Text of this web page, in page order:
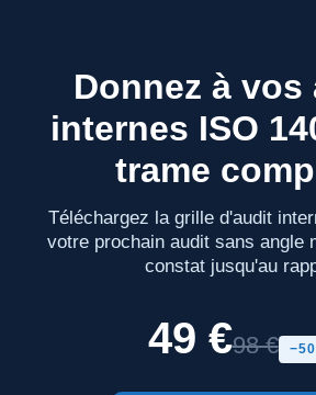
Donnez à vos
internes ISO
trame
Téléchargez la grille d'audit
votre prochain audit sans angle
constat jusqu'au
49 €98 €